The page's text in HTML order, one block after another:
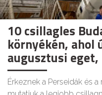
10 csillagles
környékén, ahol
augusztusi
Érkeznek a Perseidák és